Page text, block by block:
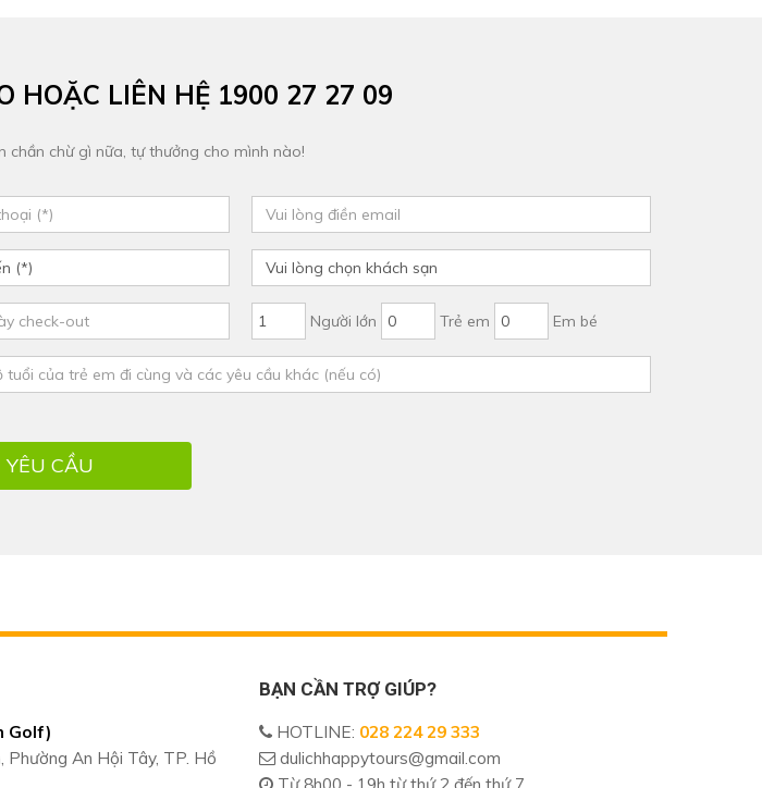
HOẶC LIÊN HỆ 1900 27 27 09
chần chừ gì nữa, tự thưởng cho mình nào!
Người lớn Trẻ em Em bé
YÊU CẦU
Golf)
Phường An Hội Tây, TP. Hồ
BẠN CẦN TRỢ GIÚP?
HOTLINE: 028 224 29 333
dulichhappytours@gmail.com